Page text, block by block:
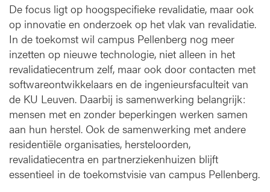
De focus ligt op hoogspecifieke revalidatie, maar ook
op innovatie en onderzoek op het vlak van revalidatie.
In de toekomst wil campus Pellenberg nog meer
inzetten op nieuwe technologie, niet alleen in het
revalidatiecentrum zelf, maar ook door contacten met
softwareontwikkelaars en de ingenieursfaculteit van
de KU Leuven. Daarbij is samenwerking belangrijk:
mensen met en zonder beperkingen werken samen
aan hun herstel. Ook de samenwerking met andere
residentiële organisaties, hersteloorden,
revalidatiecentra en partnerziekenhuizen blijft
essentieel in de toekomstvisie van campus Pellenberg.